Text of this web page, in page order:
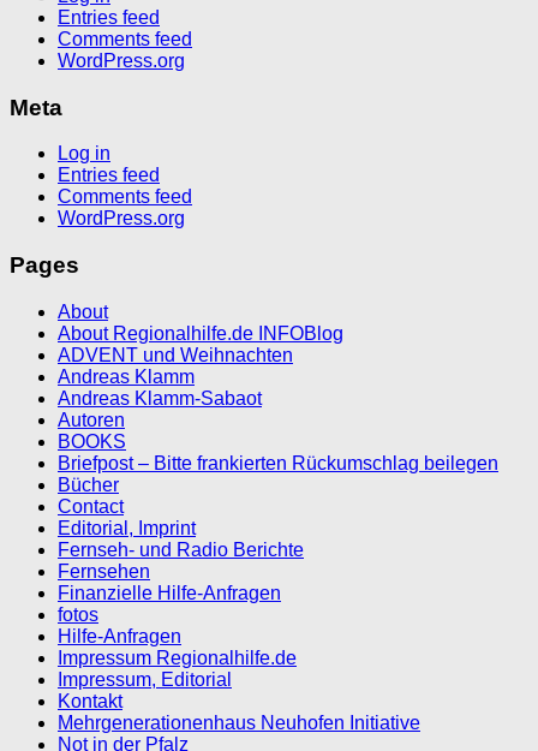
Entries feed
Comments feed
WordPress.org
Meta
Log in
Entries feed
Comments feed
WordPress.org
Pages
About
About Regionalhilfe.de INFOBlog
ADVENT und Weihnachten
Andreas Klamm
Andreas Klamm-Sabaot
Autoren
BOOKS
Briefpost – Bitte frankierten Rückumschlag beilegen
Bücher
Contact
Editorial, Imprint
Fernseh- und Radio Berichte
Fernsehen
Finanzielle Hilfe-Anfragen
fotos
Hilfe-Anfragen
Impressum Regionalhilfe.de
Impressum, Editorial
Kontakt
Mehrgenerationenhaus Neuhofen Initiative
Not in der Pfalz